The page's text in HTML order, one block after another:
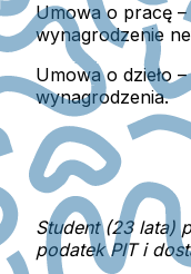
Umowa o pracę
wynagrodzenie
Umowa o dzieło –
wynagrodzenia.
Student (23 lata)
podatek PIT i